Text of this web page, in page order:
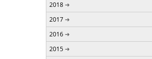
2018
2017
2016
2015